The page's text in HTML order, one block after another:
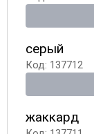
серый
Код: 137712
жаккард